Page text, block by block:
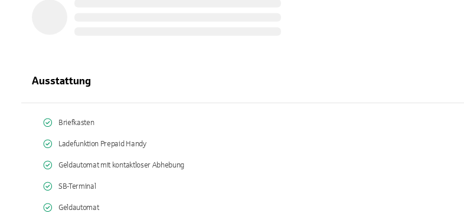
Ausstattung
Briefkasten
Ladefunktion Prepaid Handy
Geldautomat mit kontaktloser Abhebung
SB-Terminal
Geldautomat